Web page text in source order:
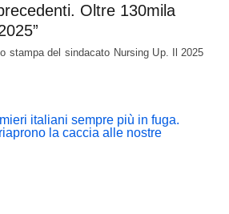
Oltre 130mila
stampa del sindacato Nursing Up. Il 2025